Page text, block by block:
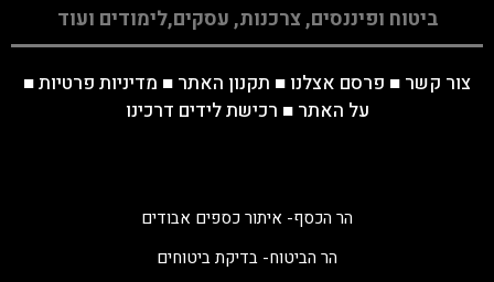
ביטוח ופיננסים, צרכנות, עסקים,לימודים ועוד
צור קשר ■ פרסם אצלנו ■ תקנון האתר ■ מדיניות פרטיות■
על האתר ■ רכישת לידים דרכינו
הר הכסף- איתור כספים אבודים
הר הביטוח- בדיקת ביטוחים